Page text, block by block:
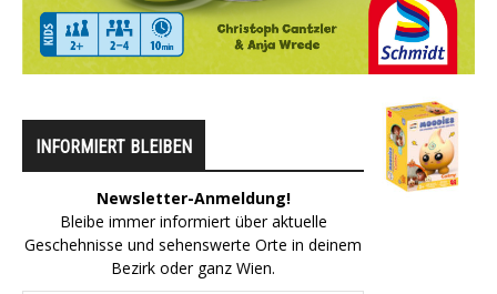
INFORMIERT BLEIBEN
Newsletter-Anmeldung!
Bleibe immer informiert über aktuelle
Geschehnisse und sehenswerte Orte in deinem
Bezirk oder ganz Wien.